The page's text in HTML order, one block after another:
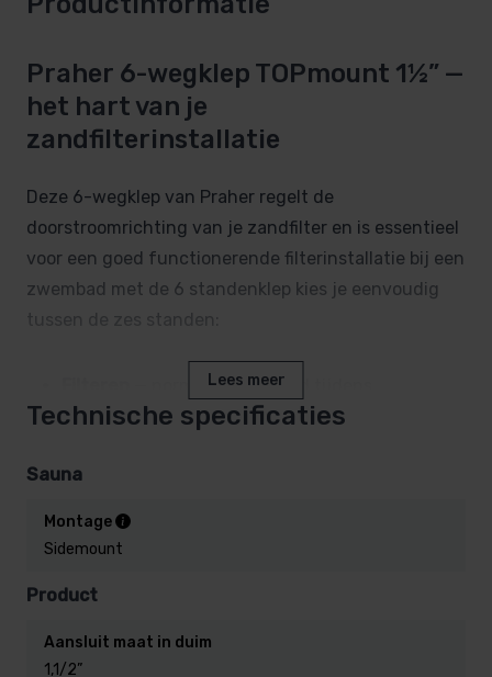
Praher 6-wegklep TOPmount 1½” —
het hart van je
zandfilterinstallatie
Deze 6-wegklep van Praher regelt de
doorstroomrichting van je zandfilter en is essentieel
voor een goed functionerende filterinstallatie bij een
zwembad met de 6 standenklep kies je eenvoudig
— normale filterstand tijdens
zwemseizoen
filterglas terugspoelen en schoonmaken
Naspoelen (rinse)
na het spoelen
het filter te laten stromen
Afvoeren (waste)
bijvoorbeeld bij het legen van het bad
Lees meer
Technische specificaties
Sauna
Montage
Sidemount
Product
Aansluit maat in duim
1,1/2”